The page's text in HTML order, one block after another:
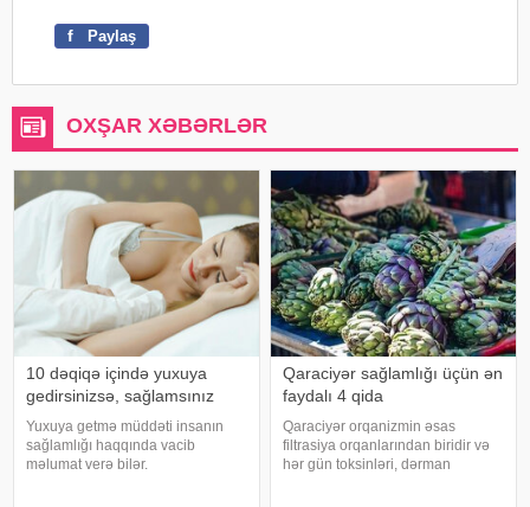
f Paylaş
OXŞAR XƏBƏRLƏR
10 dəqiqə içində yuxuya
gedirsinizsə, sağlamsınız
Yuxuya getmə müddəti insanın
sağlamlığı haqqında vacib
məlumat verə bilər.
Qaraciyər sağlamlığı üçün ən
faydalı 4 qida
Qaraciyər orqanizmin əsas
filtrasiya orqanlarından biridir və
hər gün toksinləri, dərman